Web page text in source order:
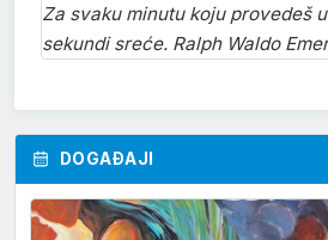
Za svaku minutu koju provedeš
sekundi sreće. Ralph Waldo
DOGAĐAJI